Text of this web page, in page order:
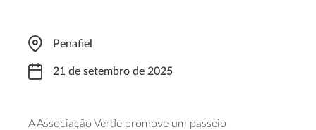
Penafiel
21 de setembro de 2025
A Associação Verde promove um passeio